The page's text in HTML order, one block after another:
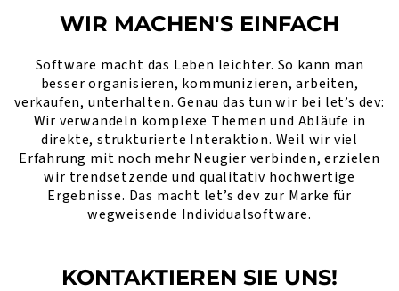
WIR MACHEN'S EINFACH
Software macht das Leben leichter. So kann man
besser organisieren, kommunizieren, arbeiten,
verkaufen, unterhalten. Genau das tun wir bei let’s dev:
Wir verwandeln komplexe Themen und Abläufe in
direkte, strukturierte Interaktion. Weil wir viel
Erfahrung mit noch mehr Neugier verbinden, erzielen
wir trendsetzende und qualitativ hochwertige
Ergebnisse. Das macht let’s dev zur Marke für
wegweisende Individualsoftware.
KONTAKTIEREN SIE UNS!